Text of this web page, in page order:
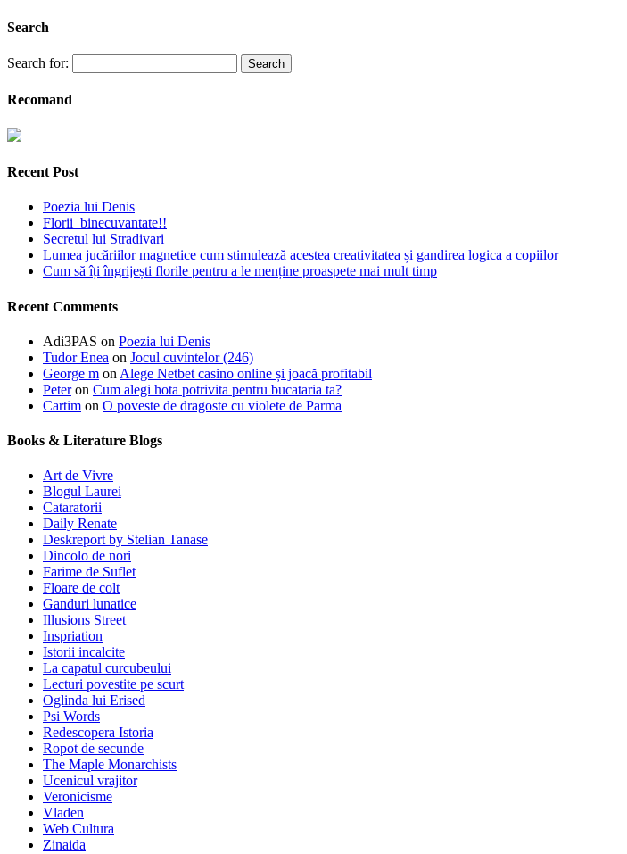
Search
Search for:
Recomand
Recent Post
Poezia lui Denis
Florii binecuvantate!!
Secretul lui Stradivari
Lumea jucăriilor magnetice cum stimulează acestea creativitatea și gandirea logica a copiilor
Cum să îți îngrijești florile pentru a le menține proaspete mai mult timp
Recent Comments
Adi3PAS on Poezia lui Denis
Tudor Enea on Jocul cuvintelor (246)
George m on Alege Netbet casino online și joacă profitabil
Peteron Cum alegi hota potrivita pentru bucataria ta?
Cartim on O poveste de dragoste cu violete de Parma
Books & Literature Blogs
Art de Vivre
Blogul Laurei
Cataratorii
Daily Renate
Deskreport by Stelian Tanase
Dincolo de nori
Farime de Suflet
Floare de colt
Ganduri lunatice
Illusions Street
Inspriation
Istorii incalcite
La capatul curcubeului
Lecturi povestite pe scurt
Oglinda lui Erised
Psi Words
Redescopera Istoria
Ropot de secunde
The Maple Monarchists
Ucenicul vrajitor
Veronicisme
Vladen
Web Cultura
Zinaida